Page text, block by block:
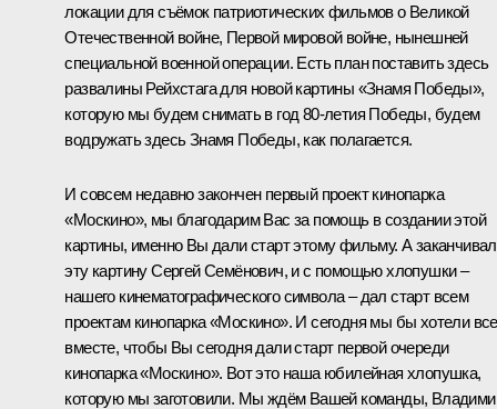
локации для съёмок патриотических фильмов о Великой
Отечественной войне, Первой мировой войне, нынешней
специальной военной операции. Есть план поставить здесь
развалины Рейхстага для новой картины «Знамя Победы»,
которую мы будем снимать в год 80-летия Победы, будем
водружать здесь Знамя Победы, как полагается.
И совсем недавно закончен первый проект кинопарка
«Москино», мы благодарим Вас за помощь в создании этой
картины, именно Вы дали старт этому фильму. А заканчивал
эту картину Сергей Семёнович, и с помощью хлопушки –
нашего кинематографического символа – дал старт всем
проектам кинопарка «Москино». И сегодня мы бы хотели все
вместе, чтобы Вы сегодня дали старт первой очереди
кинопарка «Москино». Вот это наша юбилейная хлопушка,
которую мы заготовили. Мы ждём Вашей команды,